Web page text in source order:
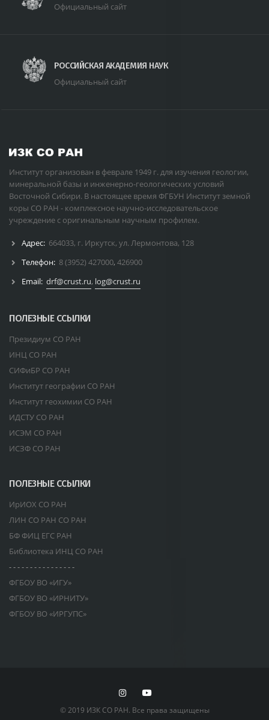
Официальный сайт
РОССИЙСКАЯ АКАДЕМИЯ НАУК
Официальный сайт
Институт организован в феврале 1949 г. для изучения геологии,
минеральной базы и инженерно-геологических условий
Восточной Сибири. В настоящее время ФГБУН Институт земной
коры СО РАН - комплексное научно-исследовательское
учреждение с оригинальным научным профилем.
Адрес: 664033, г. Иркутск, ул. Лермонтова, 128
Телефон: 8 (3952) 427000, 426900
Email: drf@crust.ru, log@crust.ru
ПОЛЕЗНЫЕ ССЫЛКИ
Президиум СО РАН
ИНЦ СО РАН
СИФиБР СО РАН
Институт географии СО РАН
Институт геохимии СО РАН
ИДСТУ СО РАН
ИСЭМ СО РАН
ИСЗФ СО РАН
ПОЛЕЗНЫЕ ССЫЛКИ
ИрИОХ СО РАН
ЛИН СО РАН СО РАН
БФ ФИЦ ЕГС РАН
Библиотека ИНЦ СО РАН
- - - - - - - - - - - - - - - -
ФГБОУ ВО «ИГУ»
ФГБОУ ВО «ИРНИТУ»
ФГБОУ ВО «ИРГУПС»
© 2019 ИЗК СО РАН. Все права защищены